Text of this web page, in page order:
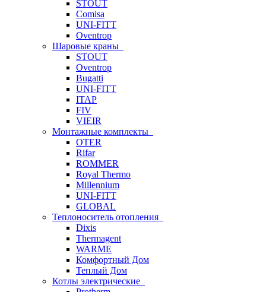
STOUT
Comisa
UNI-FITT
Oventrop
Шаровые краны
STOUT
Oventrop
Bugatti
UNI-FITT
ITAP
FIV
VIEIR
Монтажные комплекты
OTER
Rifar
ROMMER
Royal Thermo
Millennium
UNI-FITT
GLOBAL
Теплоноситель отопления
Dixis
Thermagent
WARME
Комфортный Дом
Теплый Дом
Котлы электрические